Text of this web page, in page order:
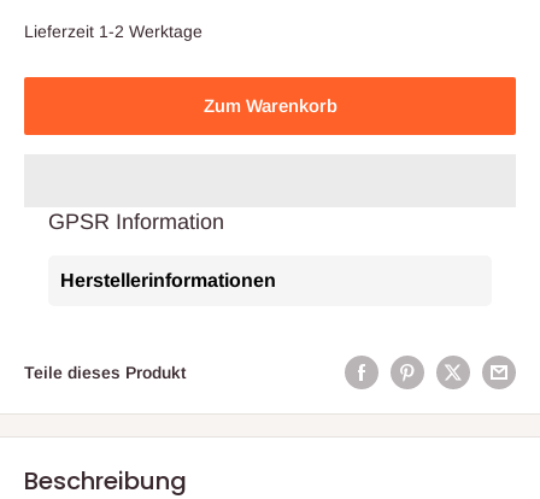
Lieferzeit 1-2 Werktage
Zum Warenkorb
GPSR Information
Herstellerinformationen
Teile dieses Produkt
Beschreibung